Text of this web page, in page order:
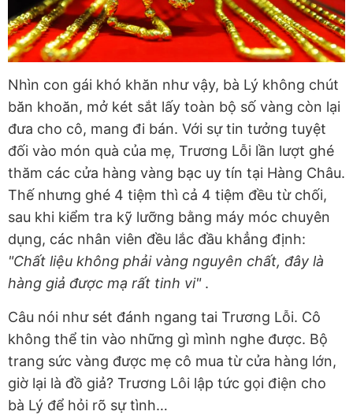
Nhìn con gái khó khăn như vậy, bà Lý không chút
băn khoăn, mở két sắt lấy toàn bộ số vàng còn lại
đưa cho cô, mang đi bán. Với sự tin tưởng tuyệt
đối vào món quà của mẹ, Trương Lỗi lần lượt ghé
thăm các cửa hàng vàng bạc uy tín tại Hàng Châu.
Thế nhưng ghé 4 tiệm thì cả 4 tiệm đều từ chối,
sau khi kiểm tra kỹ lưỡng bằng máy móc chuyên
dụng, các nhân viên đều lắc đầu khẳng định:
"Chất liệu không phải vàng nguyên chất, đây là
hàng giả được mạ rất tinh vi" .
Câu nói như sét đánh ngang tai Trương Lỗi. Cô
không thể tin vào những gì mình nghe được. Bộ
trang sức vàng được mẹ cô mua từ cửa hàng lớn,
giờ lại là đồ giả? Trương Lôi lập tức gọi điện cho
bà Lý để hỏi rõ sự tình…